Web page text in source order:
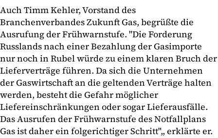
Auch Timm Kehler, Vorstand des
Branchenverbandes Zukunft Gas, begrüßte die
Ausrufung der Frühwarnstufe. "Die Forderung
Russlands nach einer Bezahlung der Gasimporte
nur noch in Rubel würde zu einem klaren Bruch der
Lieferverträge führen. Da sich die Unternehmen
der Gaswirtschaft an die geltenden Verträge halten
werden, besteht die Gefahr möglicher
Liefereinschränkungen oder sogar Lieferausfälle.
Das Ausrufen der Frühwarnstufe des Notfallplans
Gas ist daher ein folgerichtiger Schritt",, erklärte er.